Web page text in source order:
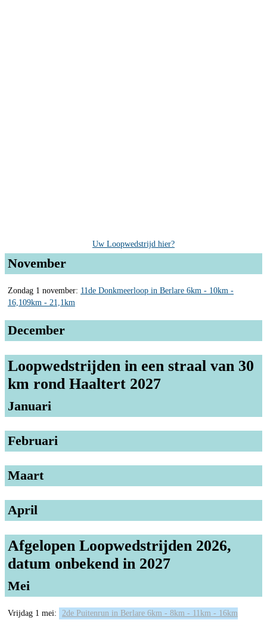
Uw Loopwedstrijd hier?
November
Zondag 1 november: 11de Donkmeerloop in Berlare 6km - 10km -
16,109km - 21,1km
December
Loopwedstrijden in een straal van 30
km rond Haaltert 2027
Januari
Februari
Maart
April
Afgelopen Loopwedstrijden 2026,
datum onbekend in 2027
Mei
Vrijdag 1 mei: 2de Puitenrun in Berlare 6km - 8km - 11km - 16km